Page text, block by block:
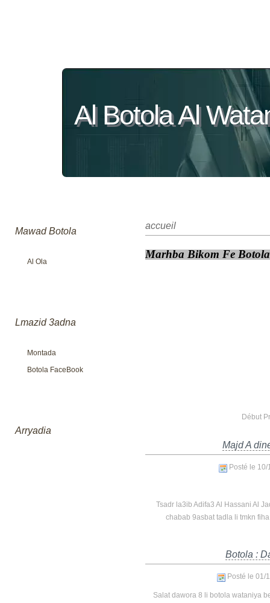
Al Botola Al
Mawad Botola
Al Ola
Lmazid 3adna
Montada
Botola FaceBook
Arryadia
accueil
Marhba Bikom Fe
Début
Majd A
Posté le
Tsadr la3ib Adifa3 Al Hassani Al
chabab 9asbat tadla li tmkn
Botola :
Posté le 01/
Salat dawora 8 li botola wataniya